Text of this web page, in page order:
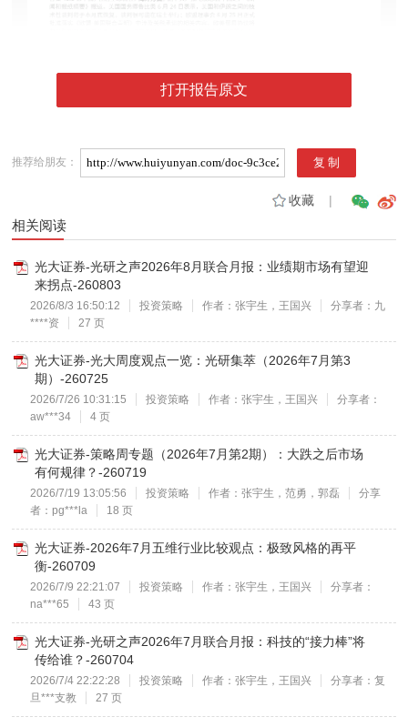
打开报告原文
推荐给朋友：
收藏|
相关阅读
光大证券-光研之声2026年8月联合月报：业绩期市场有望迎
来拐点-260803
2026/8/3 16:50:12 投资策略 作者：张宇生，王国兴
分享者：九
****资
27 页
光大证券-光大周度观点一览：光研集萃（2026年7月第3
期）-260725
2026/7/26 10:31:15 投资策略 作者：张宇生，王国兴
分享者：
aw***34
4 页
光大证券-策略周专题（2026年7月第2期）：大跌之后市场
有何规律？-260719
2026/7/19 13:05:56 投资策略 作者：张宇生，范勇，郭磊
分享
者：pg***la
18 页
光大证券-2026年7月五维行业比较观点：极致风格的再平
衡-260709
2026/7/9 22:21:07 投资策略 作者：张宇生，王国兴
分享者：
na***65
43 页
光大证券-光研之声2026年7月联合月报：科技的“接力棒”将
传给谁？-260704
2026/7/4 22:22:28 投资策略 作者：张宇生，王国兴
分享者：复
旦***支教
27 页